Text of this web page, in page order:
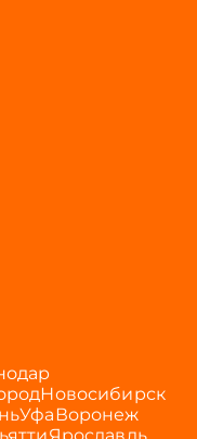
Новосибирск
УфаВоронеж